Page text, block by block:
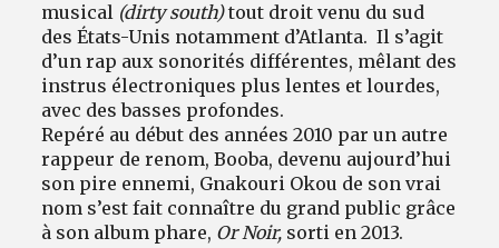
musical (dirty south)tout droit venu du sud
des États-Unis notamment d’Atlanta. Il s’agit
d’un rap aux sonorités différentes, mêlant des
instrus électroniques plus lentes et lourdes,
avec des basses profondes.
Repéré au début des années 2010 par un autre
rappeur de renom, Booba, devenu aujourd’hui
son pire ennemi, Gnakouri Okou de son vrai
nom s’est fait connaître du grand public grâce
à son album phare, Or Noir, sorti en 2013.